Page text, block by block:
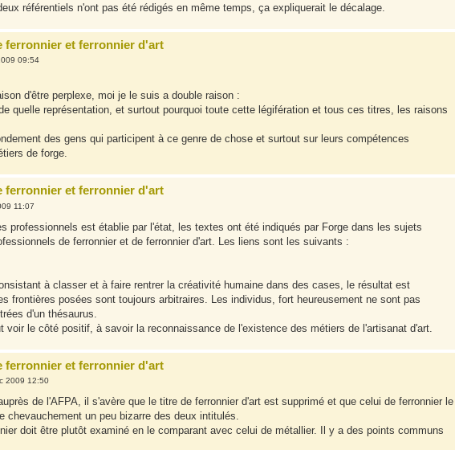
référentiels n'ont pas été rédigés en même temps, ça expliquerait le décalage.
ferronnier et ferronnier d'art
09:54
d'être perplexe, moi je le suis a double raison :
quelle représentation, et surtout pourquoi toute cette légifération et tous ces titres, les raisons
des gens qui participent à ce genre de chose et surtout sur leurs compétences
de forge.
ferronnier et ferronnier d'art
11:07
professionnels est établie par l'état, les textes ont été indiqués par Forge dans les sujets
de ferronnier et de ferronnier d'art. Les liens sont les suivants :
à classer et à faire rentrer la créativité humaine dans des cases, le résultat est
frontières posées sont toujours arbitraires. Les individus, fort heureusement ne sont pas
d'un thésaurus.
voir le côté positif, à savoir la reconnaissance de l'existence des métiers de l'artisanat d'art.
ferronnier et ferronnier d'art
2009 12:50
de l'AFPA, il s'avère que le titre de ferronnier d'art est supprimé et que celui de ferronnier le
chevauchement un peu bizarre des deux intitulés.
doit être plutôt examiné en le comparant avec celui de métallier. Il y a des points communs